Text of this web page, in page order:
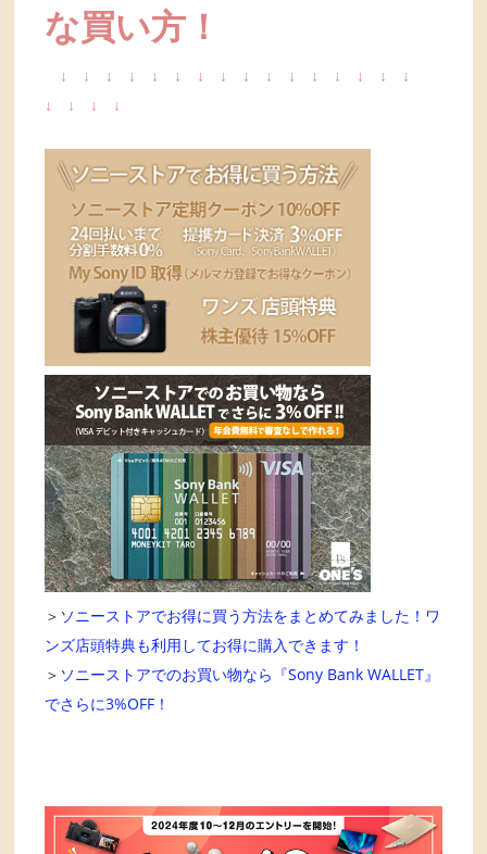
な買い方！
↓ ↓ ↓ ↓ ↓ ↓ ↓ ↓ ↓ ↓ ↓ ↓ ↓ ↓ ↓
↓
↓
↓ ↓ ↓
＞ ソニーストアでお得に買う方法をまとめてみました！ワ
ンズ店頭特典も利用してお得に購入できます！
＞ ソニーストアでのお買い物なら『Sony Bank WALLET』
でさらに3%OFF！